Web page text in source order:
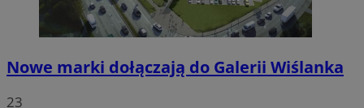
Nowe marki dołączają do Galerii Wiślanka
23